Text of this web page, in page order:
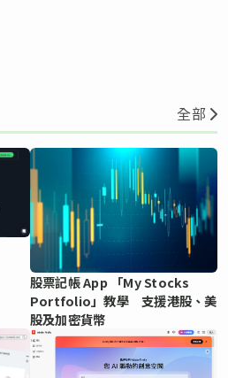
全部
股票記帳 App 「My Stocks
Portfolio」教學 支援港股、美
股及加密貨幣